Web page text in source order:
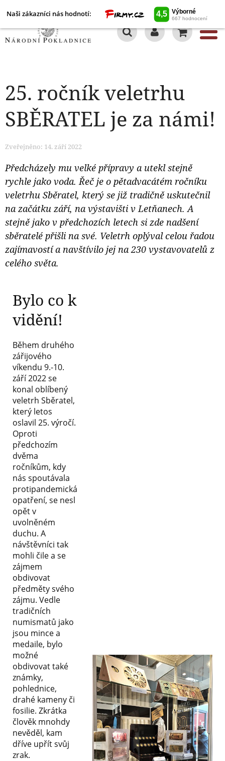
Naši zákazníci nás hodnotí:
25. ročník veletrhu
SBĚRATEL je za námi!
Zveřejněno: 14. září 2022
Předcházely mu velké přípravy a utekl stejně
rychle jako voda. Řeč je o pětadvacátém ročníku
veletrhu Sběratel, který se již tradičně uskutečnil
na začátku září, na výstavišti v Letňanech. A
stejně jako v předchozích letech si zde nadšení
sběratelé přišli na své. Veletrh oplýval celou řadou
zajímavostí a navštívilo jej na 230 vystavovatelů z
celého světa.
Bylo co k
vidění!
Během druhého
zářijového
víkendu 9.-10.
září 2022 se
konal oblíbený
veletrh Sběratel,
který letos
oslavil 25. výročí.
Oproti
předchozím
dvěma
ročníkům, kdy
nás spoutávala
protipandemická
opatření, se nesl
opět v
uvolněném
duchu. A
návštěvníci tak
mohli čile a se
zájmem
obdivovat
předměty svého
zájmu. Vedle
tradičních
numismatů jako
jsou mince a
medaile, bylo
možné
obdivovat také
známky,
pohlednice,
drahé kameny či
fosilie. Zkrátka
člověk mnohdy
nevěděl, kam
dříve upřít svůj
zrak.